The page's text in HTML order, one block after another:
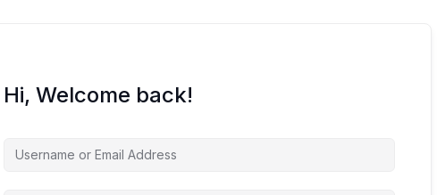
Hi, Welcome back!